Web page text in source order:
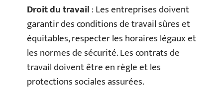
Droit du travail: Les entreprises doivent
garantir des conditions de travail sûres et
équitables, respecter les horaires légaux et
les normes de sécurité. Les contrats de
travail doivent être en règle et les
protections sociales assurées.